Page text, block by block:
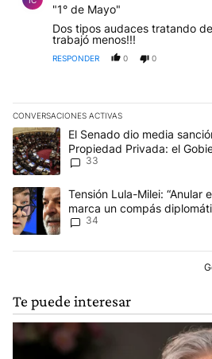
"1° de Mayo"
Dos tipos audaces tratando
trabajó menos!!!
RESPONDER 0 0
CONVERSACIONES ACTIVAS
Este listado muestra los artículos con
Un artículo de tendencia con el título
El Senado dio media
Propiedad Privada: el
Ley del Manejo del Fuego
33
Un artículo de tendencia con el título
Tensión Lula-Milei: “Anular
marca un compás
acostumbrados"
34